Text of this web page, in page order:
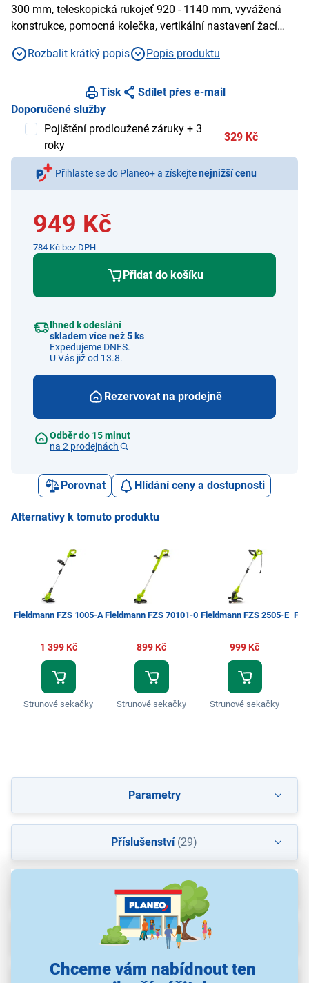
Chceme vám nabídnout ten
300 mm, teleskopická rukojeť 920 - 1140 mm, vyvážená
konstrukce, pomocná kolečka, vertikální nastavení žací
Rozbalit krátký popis
Popis produktu
Tisk
Sdílet přes e-mail
Doporučené služby
Pojištění prodloužené záruky + 3
roky
329 Kč
Přihlaste se do Planeo+ a získejtenejnižší cenu
949 Kč
784 Kč bez DPH
Přidat do košíku
Ihned k odeslání
skladem více než 5 ks
Expedujeme DNES.
U Vás již od 13.8.
Rezervovat na prodejně
Odběr do 15 minut
na 2 prodejnách
Porovnat Hlídání ceny a dostupnosti
Alternativy k tomuto produktu
Fieldmann FZS 1005-A
1 399 Kč
Strunové sekačky
Fieldmann FZS 70101-0
899 Kč
Strunové sekačky
Fieldmann FZS 2505-E
999 Kč
Strunové sekačky
Parametry
Příslušenství(29)
Recenze(11)
Ke stažení(2)